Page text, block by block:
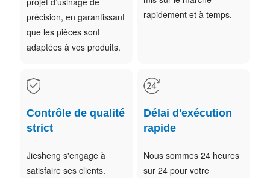
précision, en garantissant
que les pièces sont
adaptées à vos produits.
rapidement et à temps.
Contrôle de qualité
strict
Jiesheng s'engage à
satisfaire ses clients.
Délai d'exécution
rapide
Nous sommes 24 heures
sur 24 pour votre